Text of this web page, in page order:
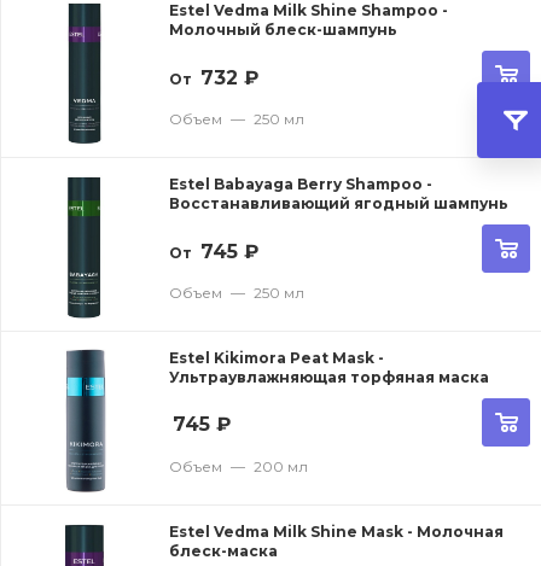
Estel Vedma Milk Shine Shampoo -
Молочный блеск-шампунь
От 732 ₽
Объем — 250 мл
Estel Babayaga Berry Shampoo -
Восстанавливающий ягодный шампунь
От 745 ₽
Объем — 250 мл
Estel Kikimora Peat Mask -
Ультраувлажняющая торфяная маска
745 ₽
Объем — 200 мл
Estel Vedma Milk Shine Mask - Молочная
блеск-маска